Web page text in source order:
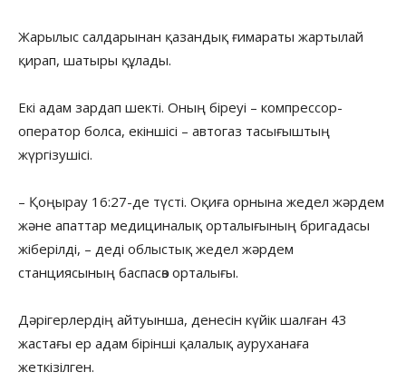
Жарылыс салдарынан қазандық ғимараты жартылай
қирап, шатыры құлады.
Екі адам зардап шекті. Оның біреуі – компрессор-
оператор болса, екіншісі – автогаз тасығыштың
жүргізушісі.
– Қоңырау 16:27-де түсті. Оқиға орнына жедел жәрдем
және апаттар медициналық орталығының бригадасы
жіберілді, – деді облыстық жедел жәрдем
станциясының баспасөз орталығы.
Дәрігерлердің айтуынша, денесін күйік шалған 43
жастағы ер адам бірінші қалалық ауруханаға
жеткізілген.